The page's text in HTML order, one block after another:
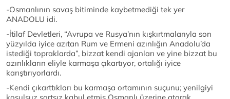
-Osmanlının savaş bitiminde kaybetmediği tek yer
ANADOLU idi.
-İtilaf Devletleri, “Avrupa ve Rusya’nın kışkırtmalarıyla son
yüzyılda iyice azıtan Rum ve Ermeni azınlığın Anadolu’da
istediği topraklarda”, bizzat kendi ajanları ve yine bizzat bu
azınlıkların eliyle karmaşa çıkartıyor, ortalığı iyice
karıştırıyorlardı.
-Kendi çıkarttıkları bu karmaşa ortamının suçunu; yenilgiyi